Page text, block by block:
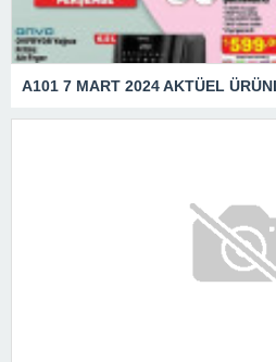
A101 7 MART 2024 AKTÜEL